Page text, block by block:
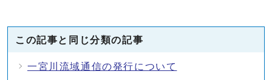
この記事と同じ分類の記事
一宮川流域通信の発行について